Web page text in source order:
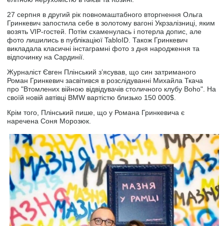
27 серпня в другий рік повномаштабного вторгнення Ольга
Гринкевич запостила себе в золотому вагоні Укрзалізниці, яким
возять VIP-гостей. Потім схаменулась і потерла допис, але
фото лишились в публікаціюї TabloID. Також Гринкевич
викладала класичні інстаграмні фото з дня народження та
відпочинку на Сардинії.
Журналіст Євген Плінський з’ясував, що син затриманого
Роман Гринкевич засвітився в розслідуванні Михайла Ткача
про "Втомлених війною відвідувачів столичного клубу Boho". На
своїй новій автівці BMW вартістю близько 150 000$.
Крім того, Плінський пише, що у Романа Гринкевича є
наречена Соня Морозюк.